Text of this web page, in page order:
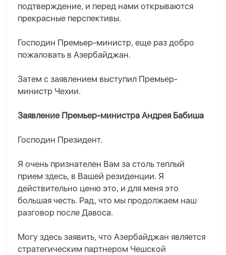
подтверждение, и перед нами открываются
прекрасные перспективы.
Господин Премьер-министр, еще раз добро
пожаловать в Азербайджан.
Затем с заявлением выступил Премьер-
министр Чехии.
Заявление Премьер-министра Андрея Бабиша
Господин Президент.
Я очень признателен Вам за столь теплый
прием здесь, в Вашей резиденции. Я
действительно ценю это, и для меня это
большая честь. Рад, что мы продолжаем наш
разговор после Давоса.
Могу здесь заявить, что Азербайджан является
стратегическим партнером Чешской